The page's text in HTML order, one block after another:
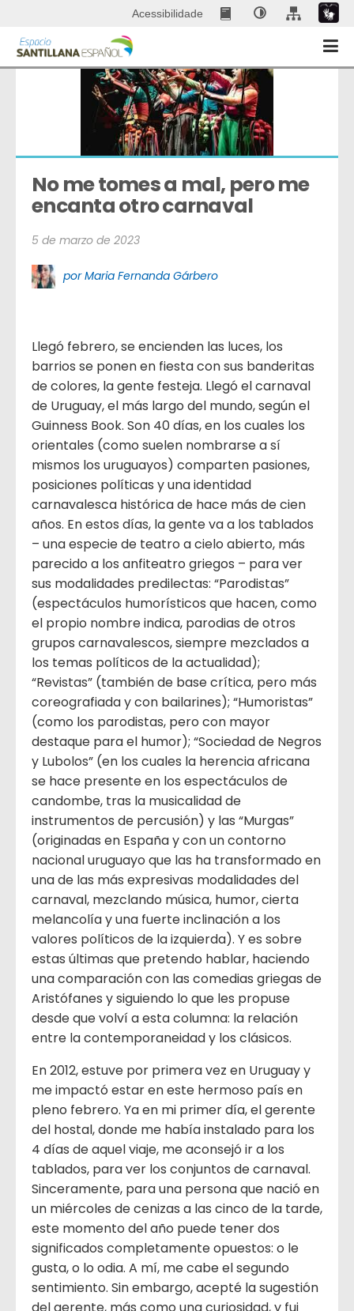
Acessibilidade
No me tomes a mal, pero me
encanta otro carnaval
5 de marzo de 2023
por Maria Fernanda Gárbero
Llegó febrero, se encienden las luces, los
barrios se ponen en fiesta con sus banderitas
de colores, la gente festeja. Llegó el carnaval
de Uruguay, el más largo del mundo, según el
Guinness Book. Son 40 días, en los cuales los
orientales (como suelen nombrarse a sí
mismos los uruguayos) comparten pasiones,
posiciones políticas y una identidad
carnavalesca histórica de hace más de cien
años. En estos días, la gente va a los tablados
– una especie de teatro a cielo abierto, más
parecido a los anfiteatro griegos – para ver
sus modalidades predilectas: “Parodistas”
(espectáculos humorísticos que hacen, como
el propio nombre indica, parodias de otros
grupos carnavalescos, siempre mezclados a
los temas políticos de la actualidad);
“Revistas” (también de base crítica, pero más
coreografiada y con bailarines); “Humoristas”
(como los parodistas, pero con mayor
destaque para el humor); “Sociedad de Negros
y Lubolos” (en los cuales la herencia africana
se hace presente en los espectáculos de
candombe, tras la musicalidad de
instrumentos de percusión) y las “Murgas”
(originadas en España y con un contorno
nacional uruguayo que las ha transformado en
una de las más expresivas modalidades del
carnaval, mezclando música, humor, cierta
melancolía y una fuerte inclinación a los
valores políticos de la izquierda). Y es sobre
estas últimas que pretendo hablar, haciendo
una comparación con las comedias griegas de
Aristófanes y siguiendo lo que les propuse
desde que volví a esta columna: la relación
entre la contemporaneidad y los clásicos.
En 2012, estuve por primera vez en Uruguay y
me impactó estar en este hermoso país en
pleno febrero. Ya en mi primer día, el gerente
del hostal, donde me había instalado para los
4 días de aquel viaje, me aconsejó ir a los
tablados, para ver los conjuntos de carnaval.
Sinceramente, para una persona que nació en
un miércoles de cenizas a las cinco de la tarde,
este momento del año puede tener dos
significados completamente opuestos: o le
gusta, o lo odia. A mí, me cabe el segundo
sentimiento. Sin embargo, acepté la sugestión
del gerente, más como una curiosidad, y fui